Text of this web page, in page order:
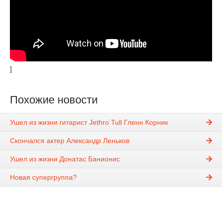
]
Похожие новости
Ушел из жизни гитарист Jethro Tull Гленн Корник
Скончался актер Александр Леньков
Ушел из жизни Донатас Банионис
Новая супергруппа?